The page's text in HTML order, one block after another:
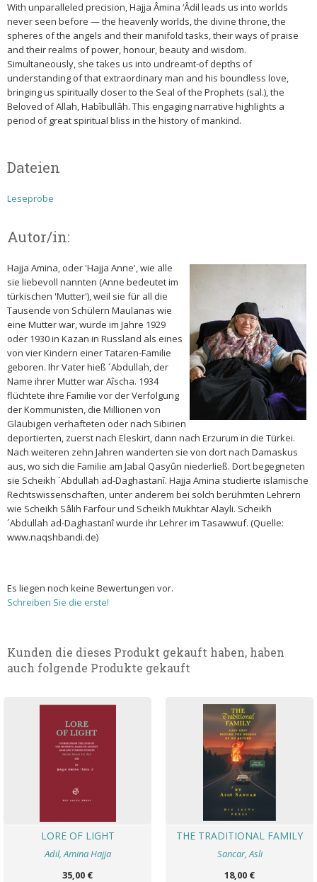
With unparalleled precision, Hajja Âmina ‘Âdil leads us into worlds
never seen before — the heavenly worlds, the divine throne, the
spheres of the angels and their manifold tasks, their ways of praise
and their realms of power, honour, beauty and wisdom.
Simultaneously, she takes us into undreamt-of depths of
understanding of that extraordinary man and his boundless love,
bringing us spiritually closer to the Seal of the Prophets (sal.), the
Beloved of Allah, Habîbullâh. This engaging narrative highlights a
period of great spiritual bliss in the history of mankind.
Dateien
Leseprobe
Autor/in:
Hajja Amina, oder 'Hajja Anne', wie alle
sie liebevoll nannten (Anne bedeutet im
türkischen 'Mutter'), weil sie für all die
Tausende von Schülern Maulanas wie
eine Mutter war, wurde im Jahre 1929
oder 1930 in Kazan in Russland als eines
von vier Kindern einer Tataren-Familie
geboren. Ihr Vater hieß ´Abdullah, der
Name ihrer Mutter war Aîscha. 1934
flüchtete ihre Familie vor der Verfolgung
der Kommunisten, die Millionen von
Gläubigen verhafteten oder nach Sibirien
deportierten, zuerst nach Eleskirt, dann nach Erzurum in die Türkei.
Nach weiteren zehn Jahren wanderten sie von dort nach Damaskus
aus, wo sich die Familie am Jabal Qasyûn niederließ. Dort begegneten
sie Scheikh ´Abdullah ad-Daghastanî. Hajja Amina studierte islamische
Rechtswissenschaften, unter anderem bei solch berühmten Lehrern
wie Scheikh Sâlih Farfour und Scheikh Mukhtar Alayli. Scheikh
´Abdullah ad-Daghastanî wurde ihr Lehrer im Tasawwuf. (Quelle:
www.naqshbandi.de)
Es liegen noch keine Bewertungen vor.
Schreiben Sie die erste!
Kunden die dieses Produkt gekauft haben, haben
auch folgende Produkte gekauft
LORE OF LIGHT
Adil, Amina Hajja
35,00 €
THE TRADITIONAL FAMILY
Sancar, Asli
18,00 €